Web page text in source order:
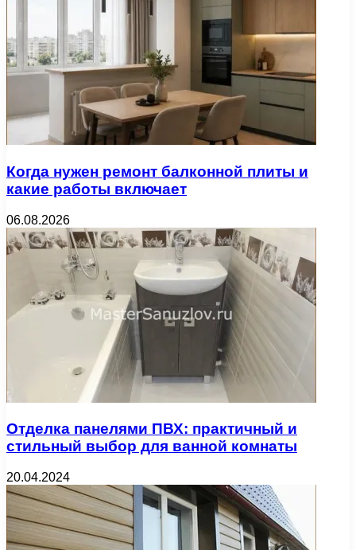
Когда нужен ремонт балконной плиты и
какие работы включает
06.08.2026
Отделка панелями ПВХ: практичный и
стильный выбор для ванной комнаты
20.04.2024